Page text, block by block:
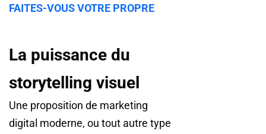
FAITES-VOUS VOTRE PROPRE
La puissance du
storytelling visuel
Une proposition de marketing
digital moderne, ou tout autre type